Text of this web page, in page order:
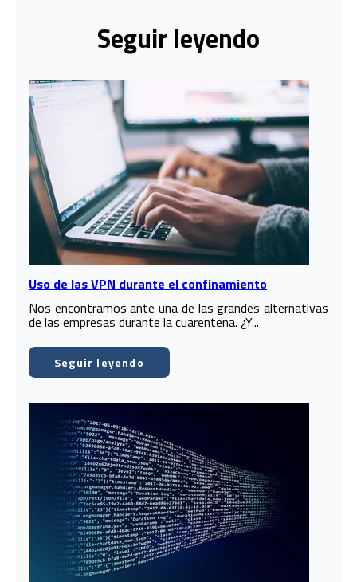
Seguir leyendo
Uso de las VPN durante el confinamiento
Nos encontramos ante una de las grandes alternativas
de las empresas durante la cuarentena. ¿Y...
Seguir leyendo